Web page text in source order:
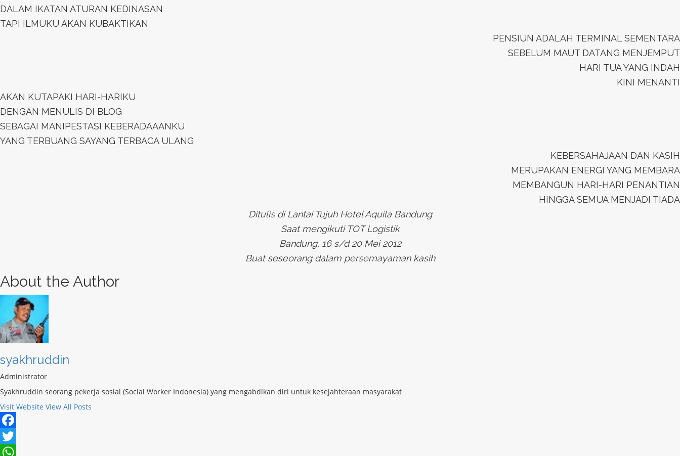
DALAM IKATAN ATURAN KEDINASAN
TAPI ILMUKU AKAN KUBAKTIKAN
PENSIUN ADALAH TERMINAL SEMENTARA
SEBELUM MAUT DATANG MENJEMPUT
HARI TUA YANG INDAH
KINI MENANTI
AKAN KUTAPAKI HARI-HARIKU
DENGAN MENULIS DI BLOG
SEBAGAI MANIPESTASI KEBERADAAANKU
YANG TERBUANG SAYANG TERBACA ULANG
KEBERSAHAJAAN DAN KASIH
MERUPAKAN ENERGI YANG MEMBARA
MEMBANGUN HARI-HARI PENANTIAN
HINGGA SEMUA MENJADI TIADA
Ditulis di Lantai Tujuh Hotel Aquila Bandung
Saat mengikuti TOT Logistik
Bandung, 16 s/d 20 Mei 2012
Buat seseorang dalam persemayaman kasih
About the Author
syakhruddin
Administrator
Syakhruddin seorang pekerja sosial (Social Worker Indonesia) yang mengabdikan diri untuk kesejahteraan masyarakat
Visit Website View All Posts
Facebook
Twitter